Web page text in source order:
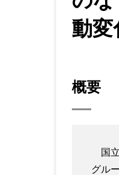
動
概要
国立
グル